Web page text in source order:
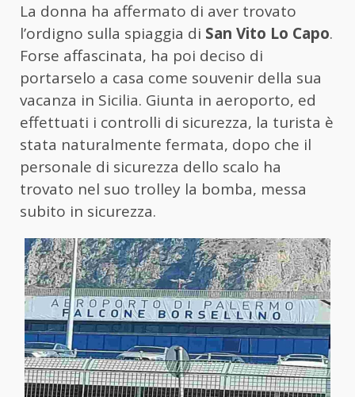
La donna ha affermato di aver trovato
l’ordigno sulla spiaggia di San Vito Lo Capo.
Forse affascinata, ha poi deciso di
portarselo a casa come souvenir della sua
vacanza in Sicilia. Giunta in aeroporto, ed
effettuati i controlli di sicurezza, la turista è
stata naturalmente fermata, dopo che il
personale di sicurezza dello scalo ha
trovato nel suo trolley la bomba, messa
subito in sicurezza.